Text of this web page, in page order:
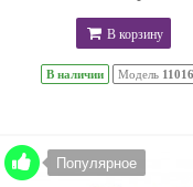
В корзину
В наличии Модель
Популярное